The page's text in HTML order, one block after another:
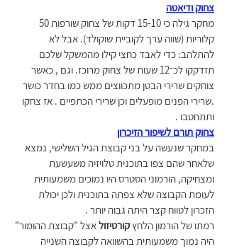
צחוק ודיאטה
קלוריות (שווה ערך לקוביית שוקולד). אבל לא
להתלהב: כדי לאבד כחצי קילו מהמשקל שלכם
תזדקקו לכ־12 שעות של צחוק מרוכז. וגם , כאשר
צוחקים שרירי הבטן מתכווצים ממש כמו בחדר כושר
.שרירי הפנים מופעלים וכן שרירי הכתפיים . אז צחקו
ותתחטבו .
צחוק תורם לשיפור הזיכרון
במחקר שנעשה על בני קבוצת הגיל השלישי, נמצא
שלאחר שהם צפו בתוכנית טלויזיה משעשעת
ומצחיקה, הורמוני הסטרס היו נמוכים משמעותית
לעומת הקבוצה שלא צפתה בתוכנית ולכן יכולת
הזכרון לטווח קצר היתה גבוה יותר .
רמתו של הורמון הלחץ קורטיזול אצל "קבוצת ההומור"
היה נמוך משמעותית בהשוואה לקבוצה השנייה